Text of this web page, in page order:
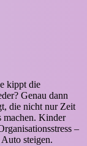
kippt die
Genau dann
die nicht nur Zeit
machen. Kinder
–
steigen.